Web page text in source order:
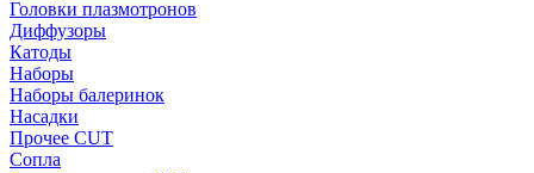
Головки плазмотронов
Диффузоры
Катоды
Наборы
Наборы балеринок
Насадки
Прочее CUT
Сопла